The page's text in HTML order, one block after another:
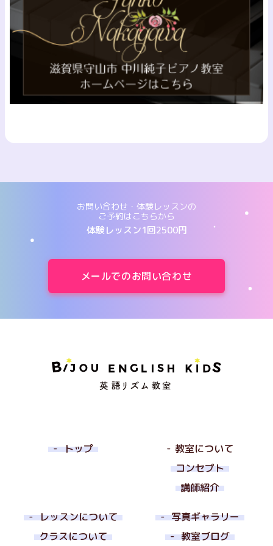
お問い合わせ・体験レッスンの
ご予約はこちらから
体験レッスン1回2500円
メールでのお問い合わせ
トップ
教室について
コンセプト
講師紹介
レッスンについて
クラスについて
写真ギャラリー
教室ブログ